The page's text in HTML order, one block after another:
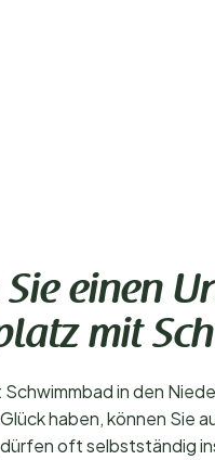
Sie einen
mit
Schwimmbad in den
haben, können Sie
oft selbstständig